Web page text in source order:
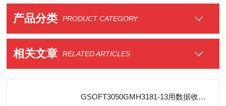
产品分类 PRODUCT CATEGORY
相关文章 RELATED ARTICLES
GSOFT3050GMH3181-13用数据收集windows软件